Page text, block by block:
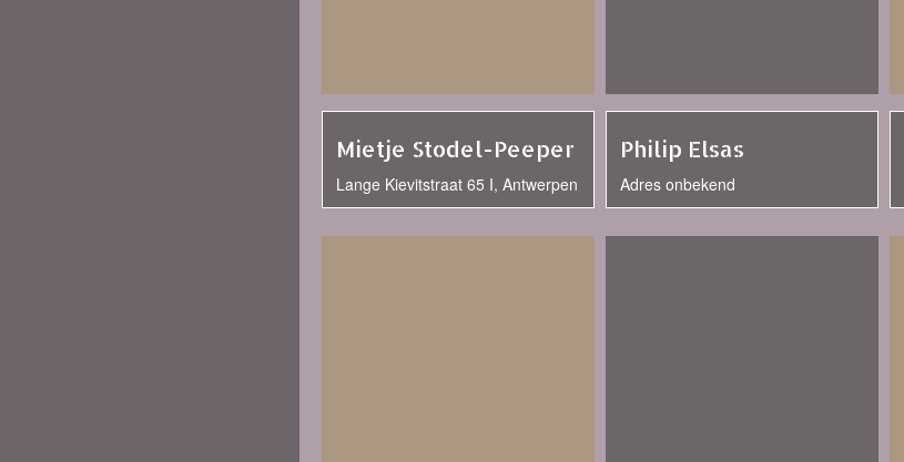
Mietje Stodel-Peeper
Lange Kievitstraat 65 I, Antwerpen
Philip Elsas
Adres onbekend